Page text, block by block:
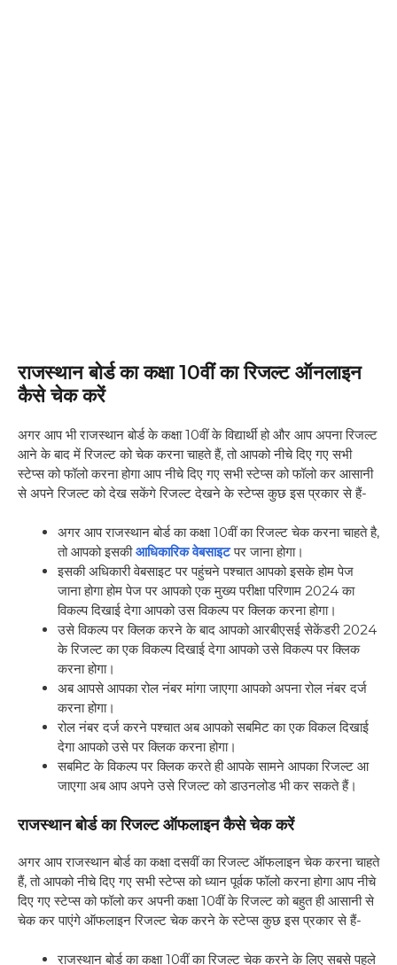
राजस्थान बोर्ड का कक्षा 10वीं का रिजल्ट ऑनलाइन
कैसे चेक करें
अगर आप भी राजस्थान बोर्ड के कक्षा 10वीं के विद्यार्थी हो और आप अपना रिजल्ट
आने के बाद में रिजल्ट को चेक करना चाहते हैं, तो आपको नीचे दिए गए सभी
स्टेप्स को फॉलो करना होगा आप नीचे दिए गए सभी स्टेप्स को फॉलो कर आसानी
से अपने रिजल्ट को देख सकेंगे रिजल्ट देखने के स्टेप्स कुछ इस प्रकार से हैं-
अगर आप राजस्थान बोर्ड का कक्षा 10वीं का रिजल्ट चेक करना चाहते है,
तो आपको इसकीआधिकारिक वेबसाइटपर जाना होगा।
इसकी अधिकारी वेबसाइट पर पहुंचने पश्चात आपको इसके होम पेज
जाना होगा होम पेज पर आपको एक मुख्य परीक्षा परिणाम 2024 का
विकल्प दिखाई देगा आपको उस विकल्प पर क्लिक करना होगा।
उसे विकल्प पर क्लिक करने के बाद आपको आरबीएसई सेकेंडरी 2024
के रिजल्ट का एक विकल्प दिखाई देगा आपको उसे विकल्प पर क्लिक
करना होगा।
अब आपसे आपका रोल नंबर मांगा जाएगा आपको अपना रोल नंबर दर्ज
करना होगा।
रोल नंबर दर्ज करने पश्चात अब आपको सबमिट का एक विकल दिखाई
देगा आपको उसे पर क्लिक करना होगा।
सबमिट के विकल्प पर क्लिक करते ही आपके सामने आपका रिजल्ट आ
जाएगा अब आप अपने उसे रिजल्ट को डाउनलोड भी कर सकते हैं।
राजस्थान बोर्ड का रिजल्ट ऑफलाइन कैसे चेक करें
अगर आप राजस्थान बोर्ड का कक्षा दसवीं का रिजल्ट ऑफलाइन चेक करना चाहते
हैं, तो आपको नीचे दिए गए सभी स्टेप्स को ध्यान पूर्वक फॉलो करना होगा आप नीचे
दिए गए स्टेप्स को फॉलो कर अपनी कक्षा 10वीं के रिजल्ट को बहुत ही आसानी से
चेक कर पाएंगे ऑफलाइन रिजल्ट चेक करने के स्टेप्स कुछ इस प्रकार से हैं-
राजस्थान बोर्ड का कक्षा 10वीं का रिजल्ट चेक करने के लिए सबसे पहले